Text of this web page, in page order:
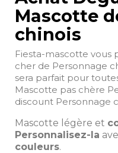
Mascotte
chinois
Fiesta-mascotte vous
cher de Personnage
sera parfait pour
Mascotte pas chère
discount Personnage
Mascotte légère et
Personnalisez-la
couleurs.